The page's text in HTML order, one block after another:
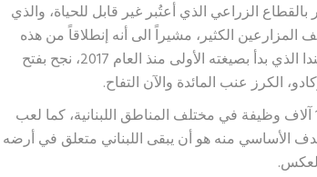
الزراعي الذي أعتُبر غير قابل للحياة، والذي
الكثير، مشيراً الى أنه إنطلاقاً من هذه
الثوابت، فإن مشروع “صدّر”الممول من مملكة هولندا الذي بدأ بصيغته الأولى منذ العام 2017، نجح بفتح
الكرز عنب المائدة والآن التفاح.
ولفت معوض إلى أن هذا المشروع خلق أكثر من 10 آلاف وظيفة في مختلف المناطق اللبنانية، كما لعب
الأساسي منه هو أن يبقى اللبناني متعلق في أرضه